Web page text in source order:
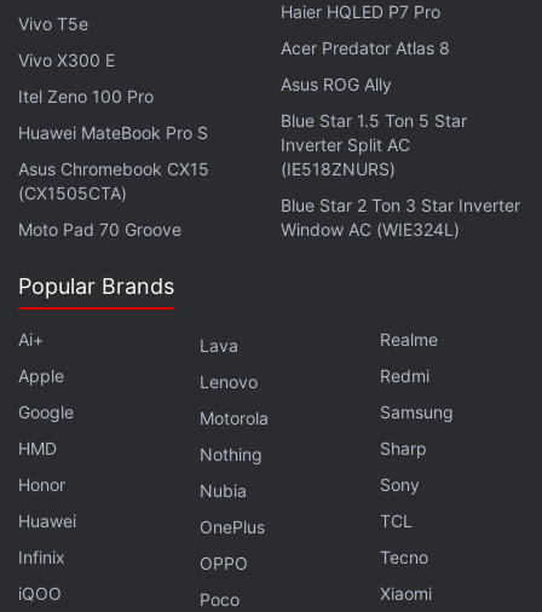
Vivo T5e
Vivo X300 E
Itel Zeno 100 Pro
Huawei MateBook Pro S
Asus Chromebook CX15
(CX1505CTA)
Moto Pad 70 Groove
Haier HQLED P7 Pro
Acer Predator Atlas 8
Asus ROG Ally
Blue Star 1.5 Ton 5 Star
Inverter Split AC
(IE518ZNURS)
Blue Star 2 Ton 3 Star Inverter
Window AC (WIE324L)
Popular Brands
Ai+
Apple
Google
HMD
Honor
Huawei
Infinix
iQOO
Lava
Lenovo
Motorola
Nothing
Nubia
OnePlus
OPPO
Poco
Realme
Redmi
Samsung
Sharp
Sony
TCL
Tecno
Xiaomi